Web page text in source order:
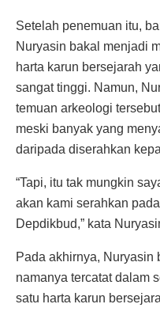
Setelah penemuan itu,
Nuryasin bakal menjadi
harta karun bersejarah
sangat tinggi. Namun,
temuan arkeologi
meski banyak yang
daripada diserahkan
“Tapi, itu tak mungkin
akan kami serahkan
Depdikbud,” kata
Pada akhirnya, Nuryasin
namanya tercatat dalam
satu harta karun